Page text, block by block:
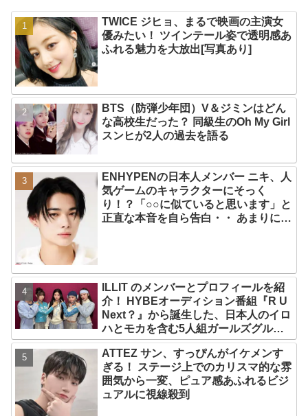
TWICE ジヒョ、まるで映画の主演女
優みたい！ ツインテール姿で透明感あ
ふれる魅力を大放出[写真あり]
BTS（防弾少年団）V＆ジミンはどん
な高校生だった？ 同級生のOh My Girl
スンヒが2人の過去を語る
ENHYPENの日本人メンバー ニキ、人
気ゲームのキャラクターにそっく
り！？「○○に似ていると思います」と
正直な本音を自ら告白・・ あまりにも
ILLIT のメンバーとプロフィールを紹
介！ HYBEオーディション番組『R U
Next？』から誕生した、日本人のイロ
ハとモカを含む5人組ガールズグルー
プ！ デビュー曲「Magnetic」がいき
なりの大ヒット
ATTEZ サン、すっぴんがイケメンす
ぎる！ ステージ上でのカリスマ的な雰
囲気から一変、ピュア感あふれるビジ
ュアルに視線殺到